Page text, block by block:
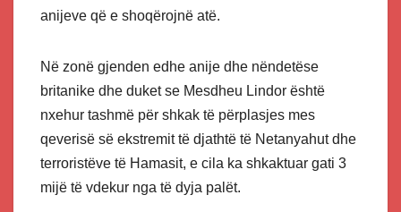
anijeve që e shoqërojnë atë.
Në zonë gjenden edhe anije dhe nëndetëse
britanike dhe duket se Mesdheu Lindor është
nxehur tashmë për shkak të përplasjes mes
qeverisë së ekstremit të djathtë të Netanyahut dhe
terroristëve të Hamasit, e cila ka shkaktuar gati 3
mijë të vdekur nga të dyja palët.